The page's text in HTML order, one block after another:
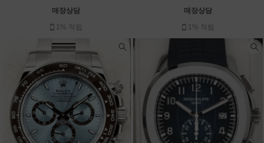
매장상담
1% 적립
매장상담
1% 적립